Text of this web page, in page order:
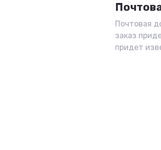
Почтовая
заказ
придет